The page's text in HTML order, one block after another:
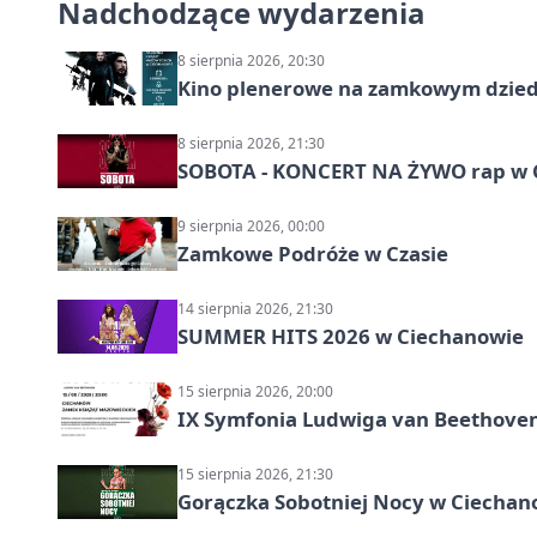
Nadchodzące wydarzenia
8 sierpnia 2026, 20:30
Kino plenerowe na zamkowym
8 sierpnia 2026, 21:30
SOBOTA - KONCERT NA ŻYWO rap
9 sierpnia 2026, 00:00
Zamkowe Podróże w Czasie
14 sierpnia 2026, 21:30
SUMMER HITS 2026 w Ciechanowie
15 sierpnia 2026, 20:00
IX Symfonia Ludwiga van
15 sierpnia 2026, 21:30
Gorączka Sobotniej Nocy w